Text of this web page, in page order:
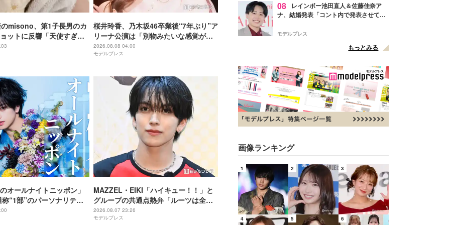
misono、第1子長男のカ
ットに反響「天使すぎ
桜井玲香、乃木坂46卒業後“7年ぶり”ア
リーナ公演は「別物みたいな感覚があ
る」【New HISTORY COMING】
2026.08.08 04:00
モデルプレス
オールナイトニッポン」
“1部”のパーソナリティ
MAZZEL・EIKI「ハイキュー！！」と
グループの共通点熱弁「ルーツは全然
違うんですけど」
2026.08.07 23:26
モデルプレス
08
レインボー池田直人＆佐藤佳奈ア
ナ、結婚発表「コント内で発表させてい
点変更のため
モデルプレス
もっとみる
画像ランキング
1 2 3
4 5 6